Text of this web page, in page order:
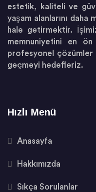
estetik, kaliteli ve
yaşam alanlarını daha
hale getirmektir.
memnuniyetini en
profesyonel
geçmeyi hedefleriz.
Hızlı Menü
Anasayfa
Hakkımızda
Sıkça Sorulanlar